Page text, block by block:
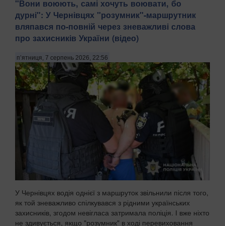
​"Вони воюють, самі хочуть воювати, бо
дурні": У Чернівцях "розумник"-маршрутник
вляпався по-повній через зневажливі слова
про захисників України (відео)
п’ятниця, 7 серпень 2026, 22:56
У Чернівцях водія однієї з маршруток звільнили після того,
як той зневажливо спілкувався з рідними українських
захисників, згодом невігласа затримала поліція. І вже ніхто
не здивується, якщо "розумник" в ході перевиховання